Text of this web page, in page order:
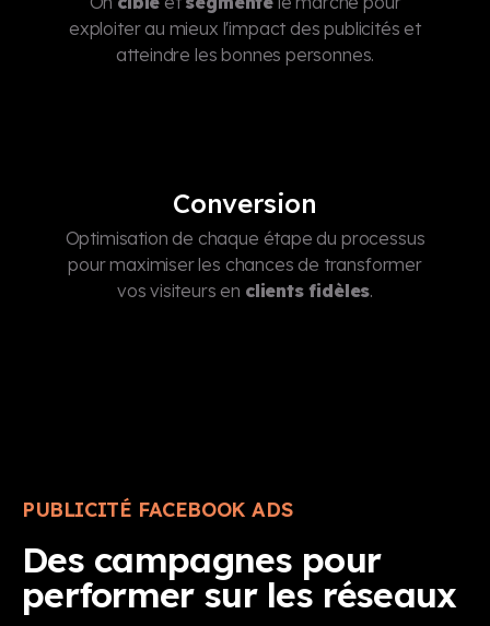
exploiter au mieux l'impact des publicités et
atteindre les bonnes personnes.
Conversion
Optimisation de chaque étape du processus
pour maximiser les chances de transformer
vos visiteurs en clients fidèles.
PUBLICITÉ FACEBOOK ADS
Des campagnes pour
performer sur les réseaux